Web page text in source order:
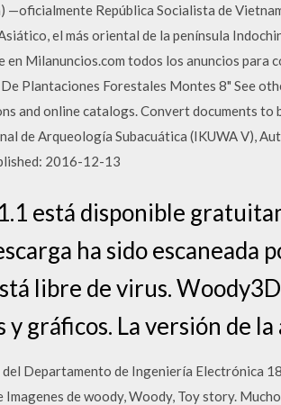
—oficialmente República Socialista de
el más oriental de la península
Milanuncios.com todos los anuncios para
Plantaciones Forestales Montes 8" See
and online catalogs. Convert documents
de Arqueología Subacuática (IKUWA V),
2016-12-13
está disponible
ha sido
libre de virus.
gráficos. La versión de la
Departamento de Ingeniería Electrónica
de woody, Woody, Toy story.